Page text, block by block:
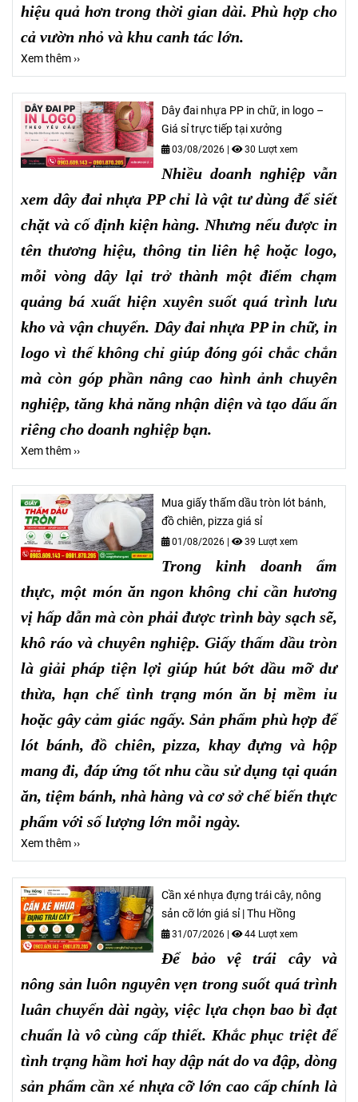
hiệu quả hơn trong thời gian dài. Phù hợp cho
cả vườn nhỏ và khu canh tác lớn.
Xem thêm ››
Dây đai nhựa PP in chữ, in logo –
Giá sỉ trực tiếp tại xưởng
03/08/2026 | 30 Lượt xem
Nhiều doanh nghiệp vẫn
xem dây đai nhựa PP chỉ là vật tư dùng để siết
chặt và cố định kiện hàng. Nhưng nếu được in
tên thương hiệu, thông tin liên hệ hoặc logo,
mỗi vòng dây lại trở thành một điểm chạm
quảng bá xuất hiện xuyên suốt quá trình lưu
kho và vận chuyển. Dây đai nhựa PP in chữ, in
logo vì thế không chỉ giúp đóng gói chắc chắn
mà còn góp phần nâng cao hình ảnh chuyên
nghiệp, tăng khả năng nhận diện và tạo dấu ấn
riêng cho doanh nghiệp bạn.
Xem thêm ››
Mua giấy thấm dầu tròn lót bánh,
đồ chiên, pizza giá sỉ
01/08/2026 | 39 Lượt xem
Trong kinh doanh ẩm
thực, một món ăn ngon không chỉ cần hương
vị hấp dẫn mà còn phải được trình bày sạch sẽ,
khô ráo và chuyên nghiệp. Giấy thấm dầu tròn
là giải pháp tiện lợi giúp hút bớt dầu mỡ dư
thừa, hạn chế tình trạng món ăn bị mềm ỉu
hoặc gây cảm giác ngấy. Sản phẩm phù hợp để
lót bánh, đồ chiên, pizza, khay đựng và hộp
mang đi, đáp ứng tốt nhu cầu sử dụng tại quán
ăn, tiệm bánh, nhà hàng và cơ sở chế biến thực
phẩm với số lượng lớn mỗi ngày.
Xem thêm ››
Cần xé nhựa đựng trái cây, nông
sản cỡ lớn giá sỉ | Thu Hồng
31/07/2026 | 44 Lượt xem
Để bảo vệ trái cây và
nông sản luôn nguyên vẹn trong suốt quá trình
luân chuyển dài ngày, việc lựa chọn bao bì đạt
chuẩn là vô cùng cấp thiết. Khắc phục triệt để
tình trạng hầm hơi hay dập nát do va đập, dòng
sản phẩm cần xé nhựa cỡ lớn cao cấp chính là